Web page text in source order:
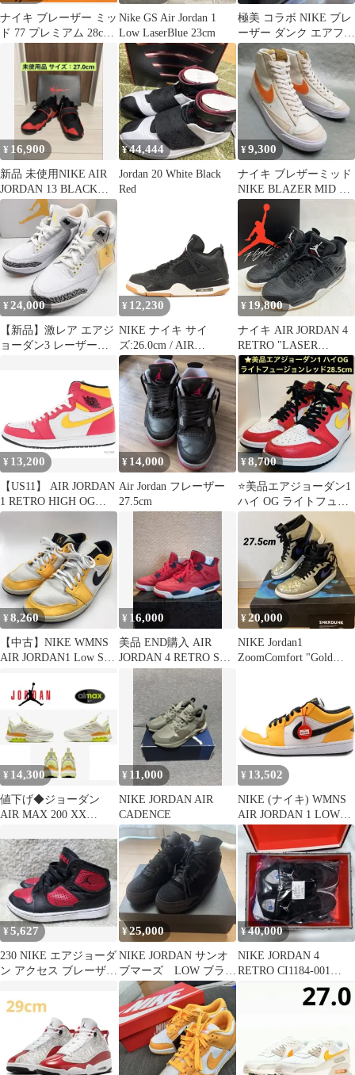
ナイキ ブレーザー ミッ
ド 77 プレミアム 28cm
黒 DV0796-001
Nike GS Air Jordan 1
Low LaserBlue 23cm
極美 コラボ NIKE ブレ
ーザー ダンク エアフォ
ース1 エアジョーダン1
¥ 16,900
新品 未使用NIKE AIR
JORDAN 13 BLACK
CAT BRED
¥44,444
Jordan 20 White Black
Red
¥9,300
ナイキ ブレザーミッド
NIKE BLAZER MID 77
白 ホワイト265
¥24,000
【新品】激レア エアジ
ョーダン3 レーザーオ
¥ 12,230
NIKE ナイキ サイ
ズ:26.0cm / AIR
JORDAN 4 RETRO SE
LASER BLACK GUM
(CI1184-001) / エアジョ
ーダン4 レトロ レーザ
ー ブラックガム / ホワ
イト ブラック ガム /
US8【中古】
¥ 19,800
ナイキ AIR JORDAN 4
RETRO "LASER
BLACK GUM" CI1184-
001 メンズ 27.5cm
ISItems【USED】【古
着】【中古】50154688
¥ 13,200
【US11】 AIR JORDAN
1 RETRO HIGH OG
555088-603 【新古品】
¥ 14,000
Air Jordan フレーザー
27.5cm
¥8,700
⭐️美品エアジョーダン1
ハイ OG ライトフュー
ジョンレッド28.5cm
¥8,260
【中古】NIKE WMNS
AIR JORDAN1 Low SE
29cm CZ4776-107△か
かとシワ、汚れ、色移
り [24]
¥ 16,000
美品 END購入 AIR
JORDAN 4 RETRO SE
FIBA 28cm
¥20,000
NIKE Jordan1
ZoomComfort "Gold
¥ 14,300
値下げ◆ジョーダン
AIR MAX 200 XX
に
¥ 11,000
NIKE JORDAN AIR
CADENCE
¥ 13,502
NIKE (ナイキ) WMNS
AIR JORDAN 1 LOW
SE LASER ORANGE
BLACK ウィメンス エ
アジョーダン1 SE ロー
カットスニーカー ホワ
イト/イエロー US
W11.5/28.5cm
¥5,627
230 NIKE エアジョーダ
ン アクセス ブレーザー
ズ
¥25,000
NIKE JORDAN サンオ
ブマーズ LOW ブラッ
ク
¥40,000
NIKE JORDAN 4
RETRO CI1184-001